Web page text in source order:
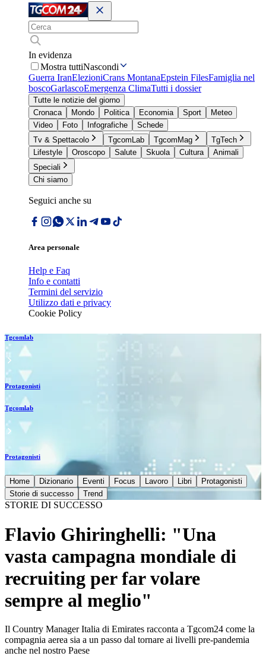
In evidenza
Mostra tuttiNascondi
Guerra IranElezioniCrans MontanaEpstein FilesFamiglia nel
boscoGarlascoEmergenza ClimaTutti i dossier
Tutte le notizie del giorno
Cronaca
Mondo Politica Economia Sport
Meteo
Video
Foto Infografiche
Schede
Tv & Spettacolo
TgcomLab TgcomMag
TgTech
Lifestyle
Oroscopo Salute Skuola Cultura
Animali
Speciali
Chi siamo
Seguici anche su
Area personale
Help e Faq
Info e contatti
Termini del servizio
Utilizzo dati e privacy
Cookie Policy
Tgcomlab
Protagonisti
Tgcomlab
Protagonisti
Home Dizionario Eventi Focus Lavoro Libri
Protagonisti
Storie di successo
Trend
STORIE DI SUCCESSO
Flavio Ghiringhelli: "Una
vasta campagna mondiale di
recruiting per far volare
sempre al meglio"
Il Country Manager Italia di Emirates racconta a Tgcom24 come la
compagnia aerea sia a un passo dal tornare ai livelli pre-pandemia
anche nel nostro Paese